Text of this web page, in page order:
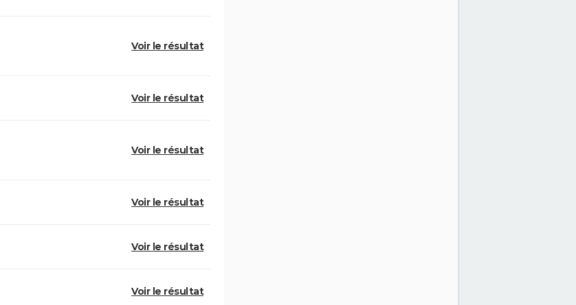
Voir le résultat
Voir le résultat
Voir le résultat
Voir le résultat
Voir le résultat
Voir le résultat